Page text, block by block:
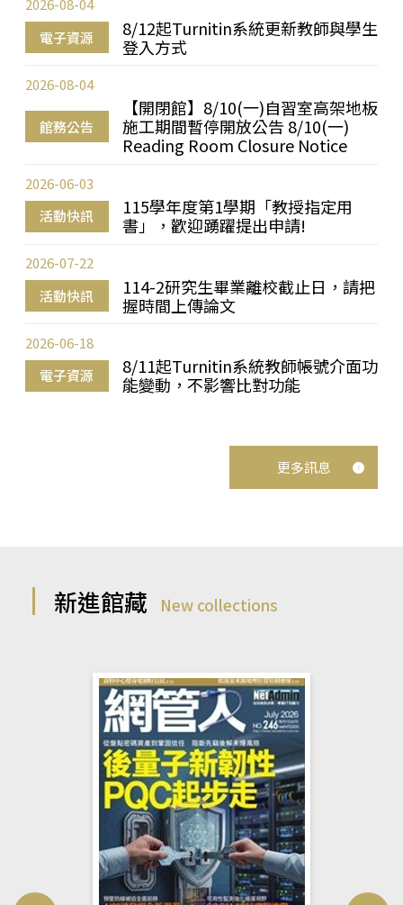
電子資源
8/12起Turnitin系統更新教師與學生
登入方式
2026-08-04
館務公告
【開閉館】8/10(一)自習室高架地板
施工期間暫停開放公告 8/10(一)
Reading Room Closure Notice
2026-08-04
活動快訊
115學年度第1學期「教授指定用
書」，歡迎踴躍提出申請!
2026-06-03
活動快訊
114-2研究生畢業離校截止日，請把
握時間上傳論文
2026-07-22
電子資源
8/11起Turnitin系統教師帳號介面功
能變動，不影響比對功能
2026-06-18
更多訊息
新進館藏 New collections